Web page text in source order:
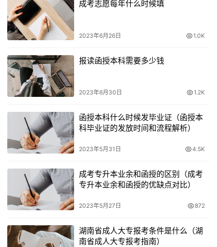
学期能进行注册。
3.各个省份的报名安排会有所不同，考生可关注当地的教育
总之，本科网络教育的报名时间分为春秋两季，报名流程包
括网上报名、选院校、缴费等。考生在报名时需注意具备上
以便了解更详细的报名信息。
成考志愿每年什么时候填
2023年6月26日 1.0K
报读函授本科需要多少钱
2023年6月30日 1.2K
函授本科什么时候发毕业证（函授本
科毕业证的发放时间和流程解析）
2023年5月31日 4.5K
成考专升本业余和函授的区别（成考
专升本业余和函授的优缺点对比）
2023年5月27日 872
湖南省成人大专报考条件是什么（湖
南省成人大专报考指南）